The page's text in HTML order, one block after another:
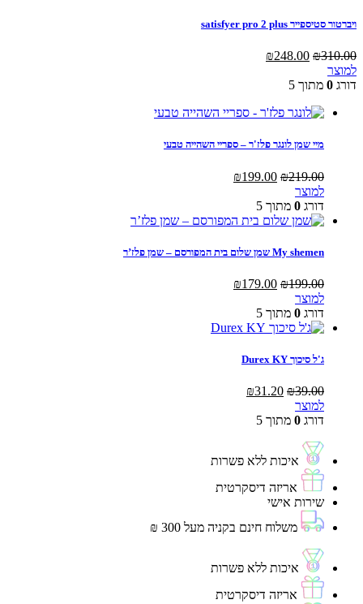
ויברטור סטיספייר satisfyer pro 2 plus
₪310.00
המחיר
היה:
₪248.00
למוצר
דורג 0 מתוך 5
מיי שמן לונגר פלז'ר – ספריי השהייה טבעי
₪219.00
המחיר
היה:
₪219.00.
₪199.00
₪199.00.
למוצר
דורג 0 מתוך 5
My shemen שמן שלום בית המפורסם – שמן פלז’ר
₪199.00
המחיר
היה:
₪199.00.
₪179.00
₪179.00.
למוצר
דורג 0 מתוך 5
ג'ל סיכוך Durex KY
₪39.00
המחיר
היה:
₪31.20
למוצר
דורג 0 מתוך 5
איכות ללא פשרות
אריזה דיסקרטית
שירות אישי
משלוח חינם בקניה מעל 300 ₪
איכות ללא פשרות
אריזה דיסקרטית